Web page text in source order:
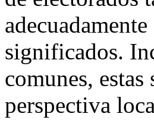
significados.
comunes,
perspectiva